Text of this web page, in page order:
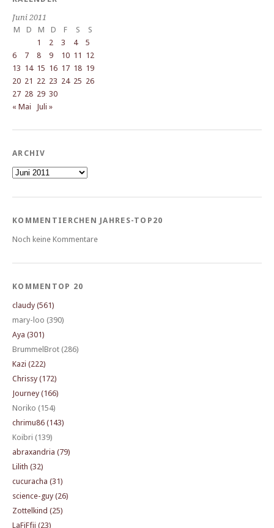
Juni 2011
M
D M D F S
S
1
2 3 4
5
6
7 8 9 10 11 12
13 14 15 16 17 18 19
20 21 22 23 24 25 26
27 28 29 30
« Mai
Juli »
ARCHIV
Archiv
KOMMENTIERCHEN JAHRES-TOP20
Noch keine Kommentare
KOMMENTOP 20
claudy (561)
mary-loo (390)
Aya (301)
BrummelBrot (286)
Kazi (222)
Chrissy (172)
Journey (166)
Noriko (154)
chrimu86 (143)
Koibri (139)
abraxandria (79)
Lilith (32)
cucuracha (31)
science-guy (26)
Zottelkind (25)
LaFiFfii (23)